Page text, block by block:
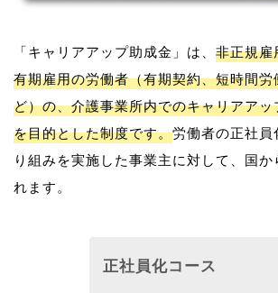
「キャリアアップ助成金」は、 非正規雇
有期雇用の労働者（有期契約、短時間
ど）の、介護事業所内でのキャリアア
を目的とした制度です。労働者の正社員
り組みを実施した事業主に対して、国か
れます。
正社員化コース